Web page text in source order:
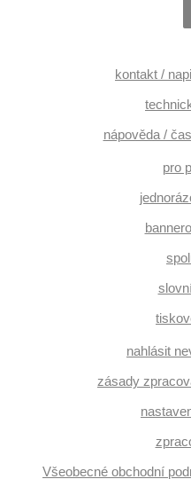
kontakt /
nápověda /
pro
nahlásit
zásady
Všeobecné obchodní